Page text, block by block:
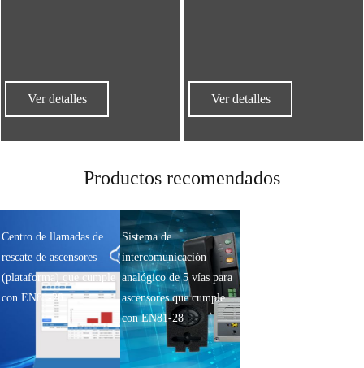
Ver detalles Ver detalles
Productos recomendados
Centro de llamadas de
rescate de ascensores
(plataforma) que cumple
con EN81-28
Sistema de
intercomunicación
analógico de 5 vías para
ascensores que cumple
con EN81-28